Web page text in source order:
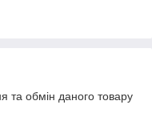
та обмін даного товару